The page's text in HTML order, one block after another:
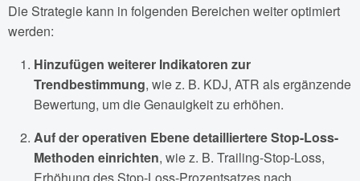
Die Strategie kann in folgenden Bereichen weiter optimiert
werden:
Hinzufügen weiterer Indikatoren zur
Trendbestimmung, wie z. B. KDJ, ATR als ergänzende
Bewertung, um die Genauigkeit zu erhöhen.
Auf der operativen Ebene detailliertere Stop-Loss-
Methoden einrichten, wie z. B. Trailing-Stop-Loss,
Erhöhung des Stop-Loss-Prozentsatzes nach